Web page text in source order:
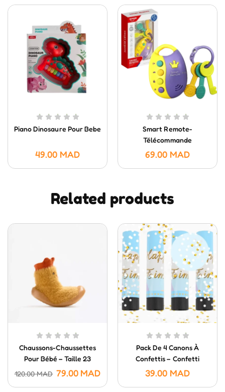
Piano Dinosaure Pour Bebe
49.00 MAD
Smart Remote-
Télécommande
Intelligente- HUANGER
69.00 MAD
Related products
Chaussons-Chaussettes
Pour Bébé – Taille 23
120.00MAD 79.00 MAD
Pack De 4 Canons À
Confettis – Confetti
Poppers (20 Cm)
39.00 MAD